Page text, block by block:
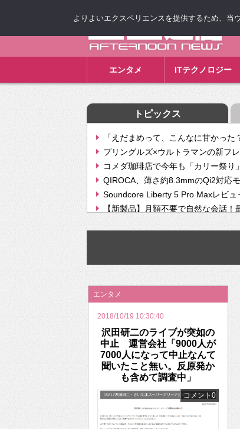
エンタメ ITテクノロジー
トピックス
「えだまめって、こんなに甘かった
プリングルズ×ウルトラマンの新フ
コメダ珈琲店で今年も「カリー祭
QIROCA、薄さ約8.3mmのQi2対応
Soundcore Liberty 5 Pro Maxレビュ
【新製品】月額不要で自然な会話！
【次世代の没入感と生産性】
挫折率8割の壁をAIで突破。ジャス
2026年のバレンタインは「自分で
エンタメ
2018/10/19 10:30:40
沢田研二のライブが突如の
中止 運営会社「9000人が
7000人になって中止なんて
聞いたこと無い。反原発か
も含めて調査中」
コメント0
よりよいエクスペリエンスを提供するため、